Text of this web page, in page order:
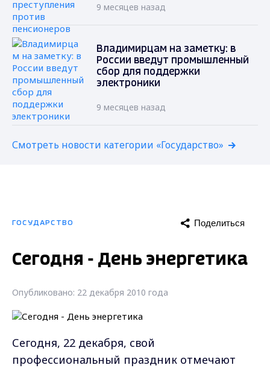
9 месяцев назад
Владимирцам на заметку: в
России введут промышленный
сбор для поддержки
электроники
9 месяцев назад
Смотреть новости категории «Государство»
ГОСУДАРСТВО Поделиться
Сегодня - День энергетика
Опубликовано: 22 декабря 2010 года
Сегодня, 22 декабря, свой
профессиональный праздник отмечают